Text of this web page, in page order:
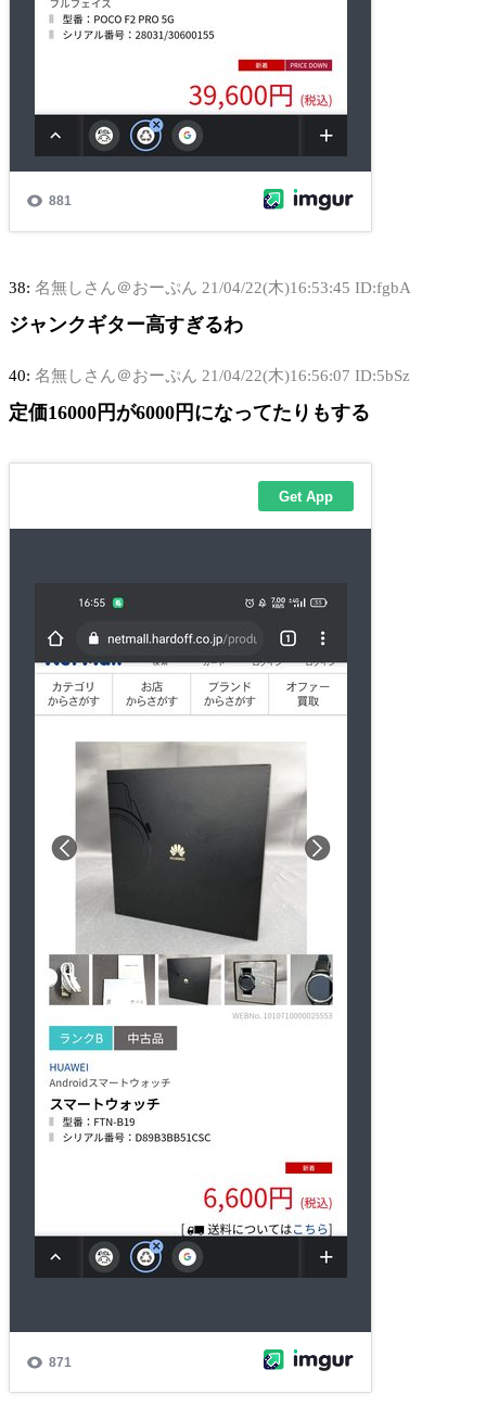
38: 名無しさん＠おーぷん 21/04/22(木)16:53:45 ID:fgbA
ジャンクギター高すぎるわ
40: 名無しさん＠おーぷん 21/04/22(木)16:56:07 ID:5bSz
定価16000円が6000円になってたりもする